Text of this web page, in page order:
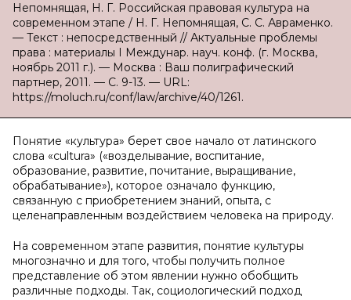
Непомнящая, Н. Г. Российская правовая культура на
современном этапе / Н. Г. Непомнящая, С. С. Авраменко.
— Текст : непосредственный // Актуальные проблемы
права : материалы I Междунар. науч. конф. (г. Москва,
ноябрь 2011 г.). — Москва : Ваш полиграфический
партнер, 2011. — С. 9-13. — URL:
https://moluch.ru/conf/law/archive/40/1261.
Понятие «культура» берет свое начало от латинского
слова «cultura» («возделывание, воспитание,
образование, развитие, почитание, выращивание,
обрабатывание»), которое означало функцию,
связанную с приобретением знаний, опыта, с
целенаправленным воздействием человека на природу.
На современном этапе развития, понятие культуры
многозначно и для того, чтобы получить полное
представление об этом явлении нужно обобщить
различные подходы. Так, социологический подход